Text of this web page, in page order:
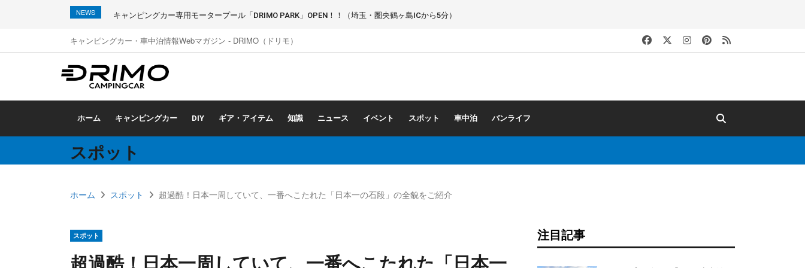
NEWS キャンピングカー専用モータープール「DRIMO PARK」OPEN！！（埼玉・圏央鶴ヶ島ICから5分）
キャンピングカー・車中泊情報Webマガジン - DRIMO（ドリモ）
ホーム キャンピングカー DIY ギア・アイテム 知識 ニュース イベント スポット 車中泊 バンライフ
スポット
ホーム スポット 超過酷！日本一周していて、一番へこたれた「日本一の石段」の全貌をご紹介
スポット
超過酷！日本一周していて、一番へこたれた「日本一
注目記事